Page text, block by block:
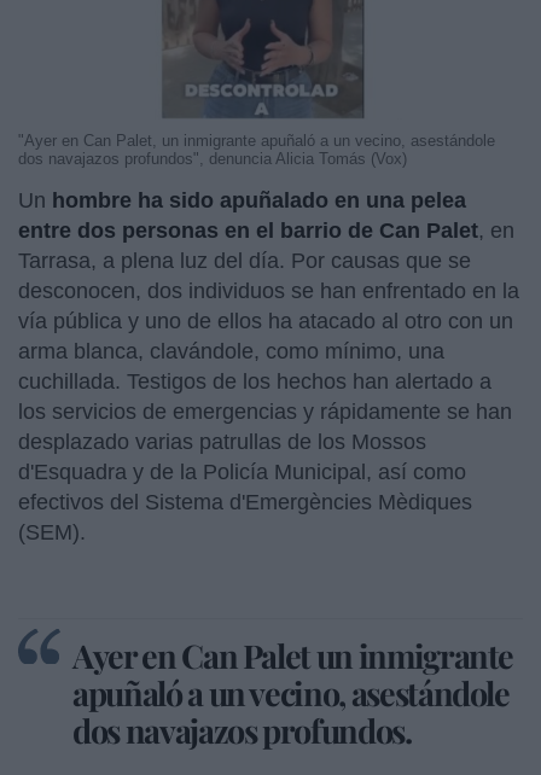
"Ayer en Can Palet, un inmigrante apuñaló a un vecino, asestándole
dos navajazos profundos", denuncia Alicia Tomás (Vox)
Un hombre ha sido apuñalado en una pelea
entre dos personas en el barrio de Can Palet, en
Tarrasa, a plena luz del día. Por causas que se
desconocen, dos individuos se han enfrentado en la
vía pública y uno de ellos ha atacado al otro con un
arma blanca, clavándole, como mínimo, una
cuchillada. Testigos de los hechos han alertado a
los servicios de emergencias y rápidamente se han
desplazado varias patrullas de los Mossos
d'Esquadra y de la Policía Municipal, así como
efectivos del Sistema d'Emergències Mèdiques
(SEM).
Ayer en Can Palet un inmigrante
apuñaló a un vecino, asestándole
dos navajazos profundos.